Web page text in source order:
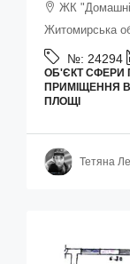
ЖК
Житомирська
№: 24294
ОБ'ЄКТ СФЕРИ
ПРИМІЩЕННЯ
ПЛОЩІ
Тетяна